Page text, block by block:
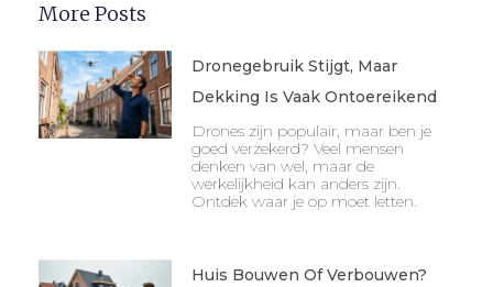
More Posts
Dronegebruik Stijgt, Maar
Dekking Is Vaak Ontoereikend
Drones zijn populair, maar ben je
goed verzekerd? Veel mensen
denken van wel, maar de
werkelijkheid kan anders zijn.
Ontdek waar je op moet letten.
Huis Bouwen Of Verbouwen?